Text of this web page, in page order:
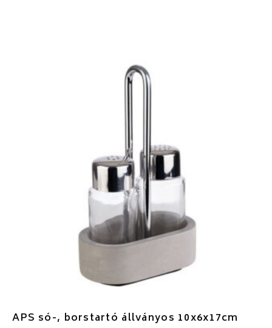
APS só-, borstartó állványos 10x6x17cm